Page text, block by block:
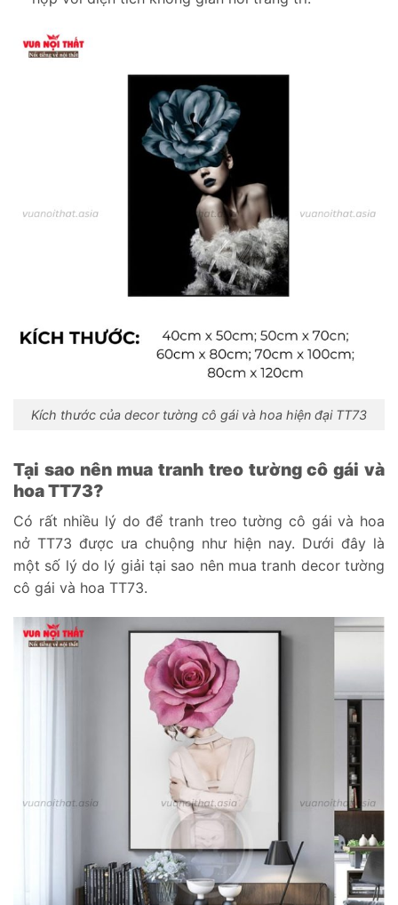
Kích thước của decor tường cô gái và hoa hiện đại TT73
Tại sao nên mua tranh treo tường cô gái và
hoa TT73?
Có rất nhiều lý do để tranh treo tường cô gái và hoa
nở TT73 được ưa chuộng như hiện nay. Dưới đây là
một số lý do lý giải tại sao nên mua tranh decor tường
cô gái và hoa TT73.